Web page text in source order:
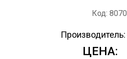
Код: 8070
Производитель:
ЦЕНА: